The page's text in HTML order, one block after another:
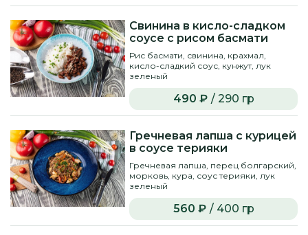
Свинина в кисло-сладком
соусе с рисом басмати
Рис басмати, свинина, крахмал,
кисло-сладкий соус, кунжут, лук
зеленый
490 ₽ / 290 гр
Гречневая лапша с курицей
в соусе терияки
Гречневая лапша, перец болгарский,
морковь, кура, соус терияки, лук
зеленый
560 ₽ / 400 гр